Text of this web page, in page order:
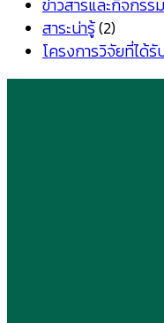
ข่าวสารและกิจกรรม
สาระน่ารู้(2)
โครงการวิจัยที่ได้